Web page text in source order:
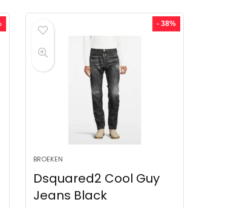
- 38%
BROEKEN
Dsquared2 Cool Guy
Jeans Black